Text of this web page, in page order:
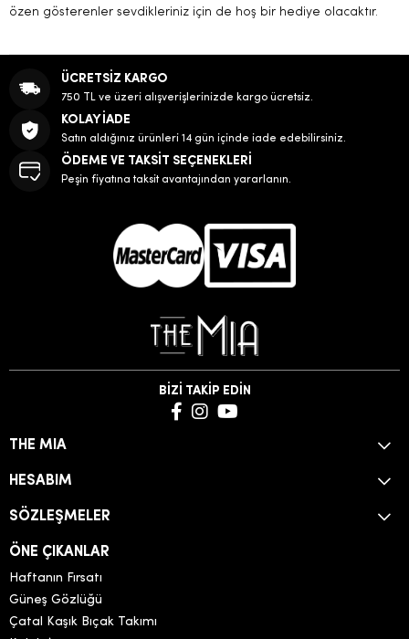
özen gösterenler sevdikleriniz için de hoş bir hediye olacaktır.
ÜCRETSİZ KARGO
750 TL ve üzeri alışverişlerinizde kargo ücretsiz.
KOLAY İADE
Satın aldığınız ürünleri 14 gün içinde iade edebilirsiniz.
ÖDEME VE TAKSİT SEÇENEKLERİ
Peşin fiyatına taksit avantajından yararlanın.
BİZİ TAKİP EDİN
THE MIA
HESABIM
SÖZLEŞMELER
ÖNE ÇIKANLAR
Haftanın Fırsatı
Güneş Gözlüğü
Çatal Kaşık Bıçak Takımı